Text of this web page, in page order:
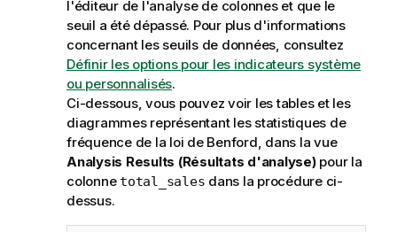
l'éditeur de l'analyse de colonnes et que le
seuil a été dépassé. Pour plus d'informations
concernant les seuils de données, consultez
Définir les options pour les indicateurs système
ou personnalisés.
Ci-dessous, vous pouvez voir les tables et les
diagrammes représentant les statistiques de
fréquence de la loi de Benford, dans la vue
Analysis Results (Résultats d'analyse)pour la
colonne total_sales dans la procédure ci-
dessus.